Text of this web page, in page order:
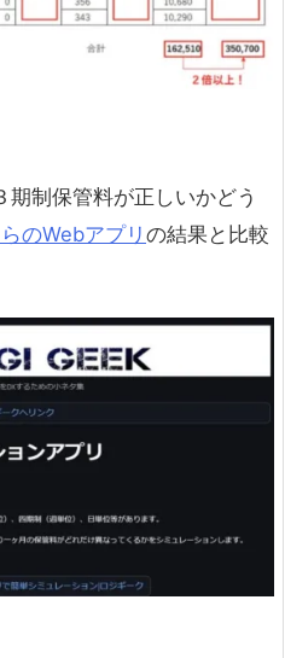
期制保管料が正しいかどう
のWebアプリの結果と比較